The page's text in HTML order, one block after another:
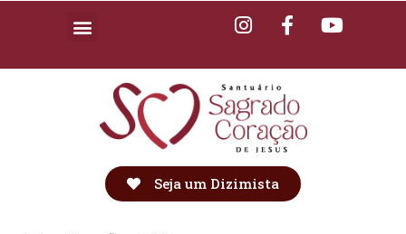
Seja um Dizimista